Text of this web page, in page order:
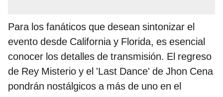
Para los fanáticos que desean sintonizar el
evento desde California y Florida, es esencial
conocer los detalles de transmisión. El regreso
de Rey Misterio y el 'Last Dance' de Jhon Cena
pondrán nostálgicos a más de uno en el